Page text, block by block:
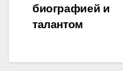
биографией и
талантом